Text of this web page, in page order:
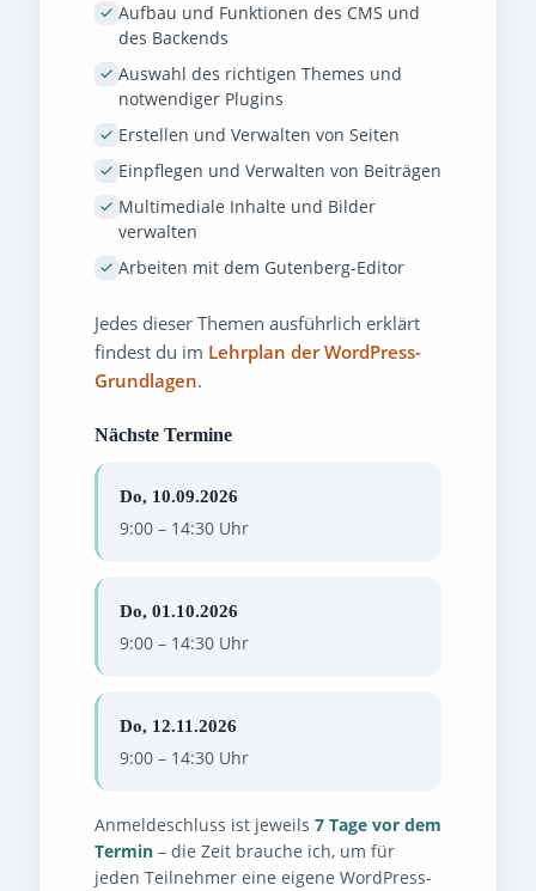
Aufbau und Funktionen des CMS und
des Backends
Auswahl des richtigen Themes und
notwendiger Plugins
Erstellen und Verwalten von Seiten
Einpflegen und Verwalten von Beiträgen
Multimediale Inhalte und Bilder
verwalten
Arbeiten mit dem Gutenberg-Editor
Jedes dieser Themen ausführlich erklärt
findest du im Lehrplan der WordPress-
Grundlagen.
Nächste Termine
Do, 10.09.2026
9:00 – 14:30 Uhr
Do, 01.10.2026
9:00 – 14:30 Uhr
Do, 12.11.2026
9:00 – 14:30 Uhr
Anmeldeschluss ist jeweils 7 Tage vor dem
Termin – die Zeit brauche ich, um für
jeden Teilnehmer eine eigene WordPress-